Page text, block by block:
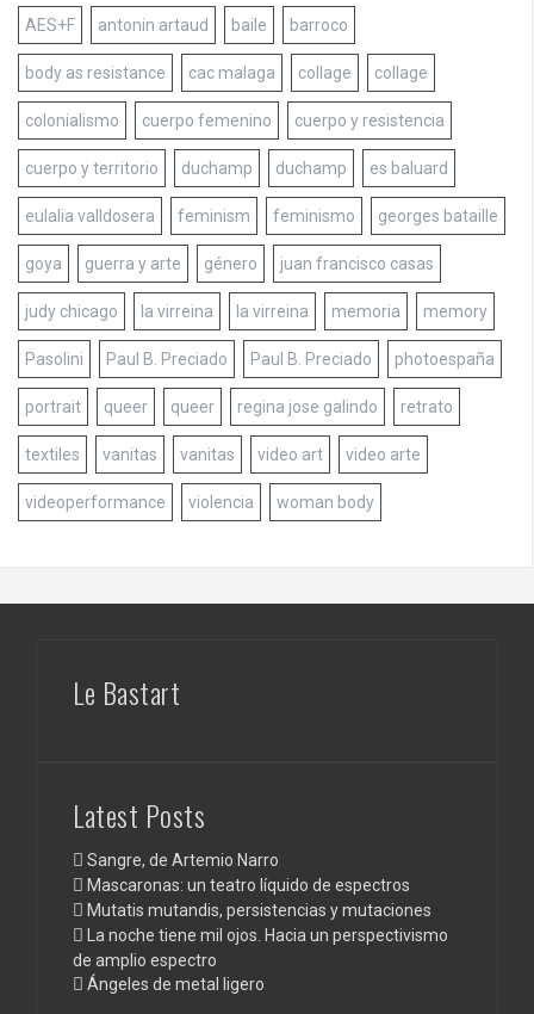
AES+F antonin artaud baile barroco
body as resistance cac malaga collage collage
colonialismo cuerpo femenino cuerpo y resistencia
cuerpo y territorio duchamp duchamp es baluard
eulalia valldosera feminism feminismo georges bataille
goya guerra y arte género juan francisco casas
judy chicago la virreina la virreina memoria memory
Pasolini Paul B. Preciado Paul B. Preciado photoespaña
portrait queer queer regina jose galindo retrato
textiles vanitas vanitas video art video arte
videoperformance violencia woman body
Le Bastart
Latest Posts
Sangre, de Artemio Narro
Mascaronas: un teatro líquido de espectros
Mutatis mutandis, persistencias y mutaciones
La noche tiene mil ojos. Hacia un perspectivismo
de amplio espectro
Ángeles de metal ligero